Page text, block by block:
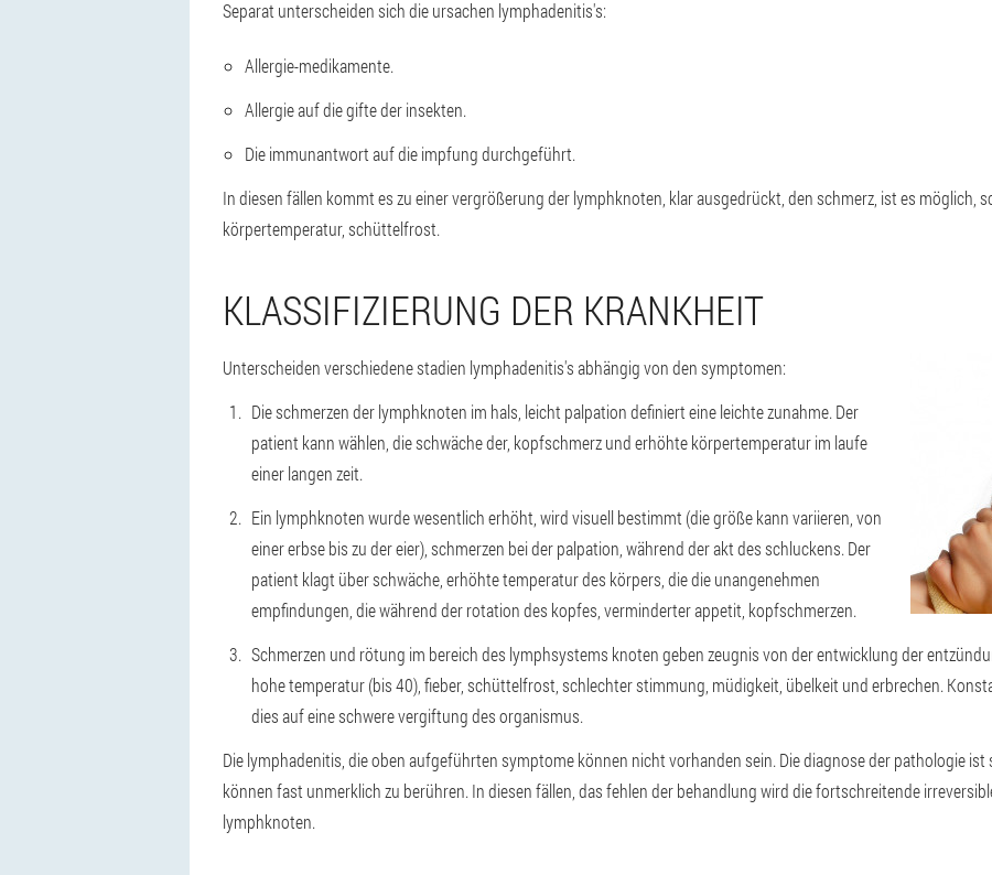
Separat unterscheiden sich die ursachen lymphadenitis's:
Allergie-medikamente.
Allergie auf die gifte der insekten.
Die immunantwort auf die impfung durchgeführt.
In diesen fällen kommt es zu einer vergrößerung der lymphknoten, klar ausgedrückt, den schmerz, ist es möglich,
körpertemperatur, schüttelfrost.
KLASSIFIZIERUNG DER KRANKHEIT
Unterscheiden verschiedene stadien lymphadenitis's abhängig von den symptomen:
Die schmerzen der lymphknoten im hals, leicht palpation definiert eine leichte zunahme. Der
patient kann wählen, die schwäche der, kopfschmerz und erhöhte körpertemperatur im laufe
einer langen zeit.
Ein lymphknoten wurde wesentlich erhöht, wird visuell bestimmt (die größe kann variieren, von
einer erbse bis zu der eier), schmerzen bei der palpation, während der akt des schluckens. Der
patient klagt über schwäche, erhöhte temperatur des körpers, die die unangenehmen
empfindungen, die während der rotation des kopfes, verminderter appetit, kopfschmerzen.
Schmerzen und rötung im bereich des lymphsystems knoten geben zeugnis von der entwicklung der
hohe temperatur (bis 40), fieber, schüttelfrost, schlechter stimmung, müdigkeit, übelkeit und erbrechen.
dies auf eine schwere vergiftung des organismus.
Die lymphadenitis, die oben aufgeführten symptome können nicht vorhanden sein. Die diagnose der pathologie
können fast unmerklich zu berühren. In diesen fällen, das fehlen der behandlung wird die fortschreitende
lymphknoten.